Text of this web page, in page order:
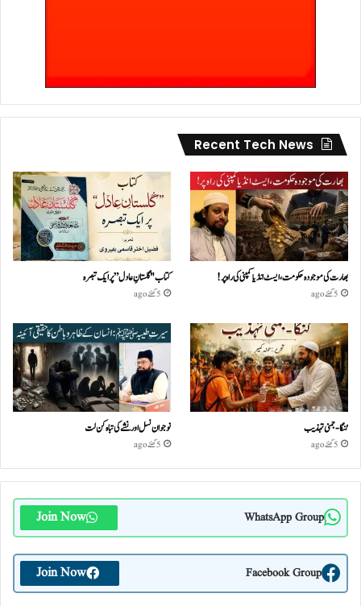
Recent Tech News
بھارت کی موجودہ حکومت،ایسٹ انڈیا کمپنی کی راہ پر!
5 گھنٹے ago
کتاب "گلستانِ عادل” پر ایک تبصرہ
5 گھنٹے ago
گنگا-جمنی تہذیب
5 گھنٹے ago
نوجوان نسل اور نشے کی تباہ کن لت
5 گھنٹے ago
WhatsApp Group
Join Now
Facebook Group
Join Now